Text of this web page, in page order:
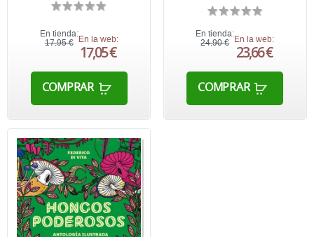
En tienda:
17,95 € En la web:
17,05 €
COMPRAR
En tienda:
24,90 € En la web:
23,66 €
COMPRAR